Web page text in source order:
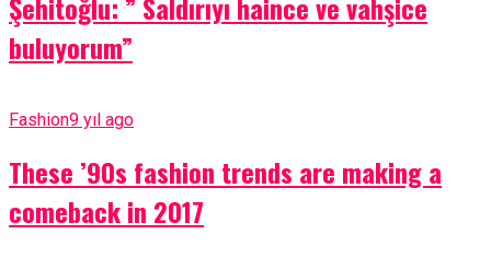
buluyorum”
Fashion9 yıl ago
These ’90s fashion trends are making a
comeback in 2017